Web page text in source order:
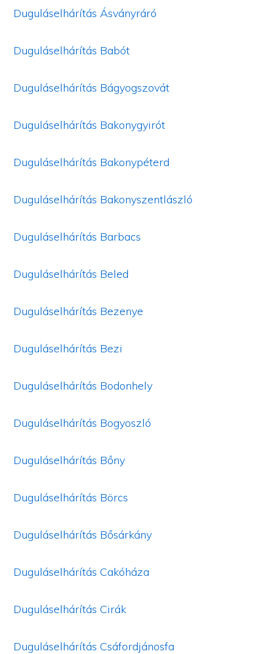
Duguláselhárítás Ásványráró
Duguláselhárítás Babót
Duguláselhárítás Bágyogszovát
Duguláselhárítás Bakonygyirót
Duguláselhárítás Bakonypéterd
Duguláselhárítás Bakonyszentlászló
Duguláselhárítás Barbacs
Duguláselhárítás Beled
Duguláselhárítás Bezenye
Duguláselhárítás Bezi
Duguláselhárítás Bodonhely
Duguláselhárítás Bogyoszló
Duguláselhárítás Bőny
Duguláselhárítás Börcs
Duguláselhárítás Bősárkány
Duguláselhárítás Cakóháza
Duguláselhárítás Cirák
Duguláselhárítás Csáfordjánosfa